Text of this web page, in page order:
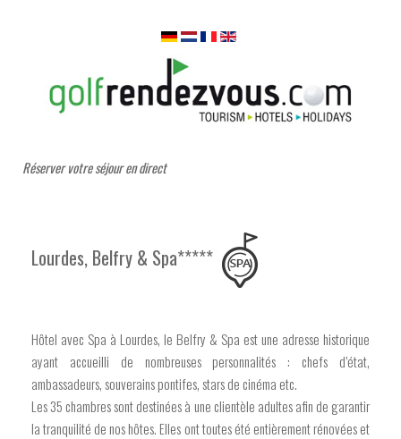
Réserver votre séjour en direct
Lourdes, Belfry & Spa*****
Hôtel avec Spa à Lourdes, le Belfry & Spa est une adresse historique
ayant accueilli de nombreuses personnalités : chefs d’état,
ambassadeurs, souverains pontifes, stars de cinéma etc.
Les 35 chambres sont destinées à une clientèle adultes afin de garantir
la tranquilité de nos hôtes. Elles ont toutes été entièrement rénovées et